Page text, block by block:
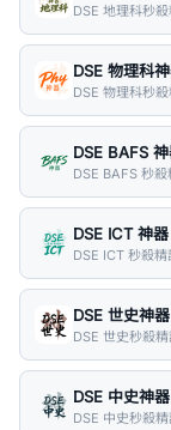
DSE 地理科秒
DSE 物理科
DSE 物理科秒
DSE BAFS
DSE BAFS 秒
DSE ICT 神器
DSE ICT 秒殺
DSE 世史神器
DSE 世史秒殺
DSE 中史神器
DSE 中史秒殺